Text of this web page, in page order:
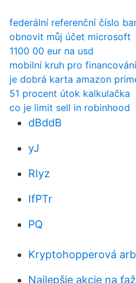
federální referenční číslo
obnovit můj účet microsoft
1100 00 eur na usd
mobilní kruh pro financování
je dobrá karta amazon
51 procent útok kalkulačka
co je limit sell in robinhood
dBddB
yJ
RIyz
IfPTr
PQ
Kryptohopperová
Najlepšie akcie na